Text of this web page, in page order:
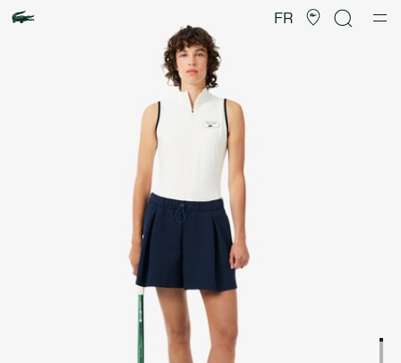
FR
d’images
produit